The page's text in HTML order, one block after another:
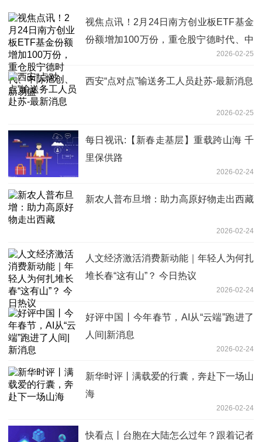
视焦点讯！2月24日南方创业板ETF基金
份额增加100万份，重仓股宁德时代、中
2026-02-25
西安“点对点”输送务工人员赴苏-最新消息
2026-02-25
每日视讯:【新春走基层】重载跨山海 千
里保供路
2026-02-24
新农人普布旦增：助力高原好物走出西藏
2026-02-24
人文经济激活消费新动能｜年轻人为何扎
堆长春“这有山”？ 今日热议
2026-02-24
好评中国丨今年春节，AI从“云端”跑进了
人间|新消息
2026-02-24
新华时评丨满载爱的行囊，奔赴下一场山
海
2026-02-24
快看点丨台胞在大陆怎么过年？跟着记者